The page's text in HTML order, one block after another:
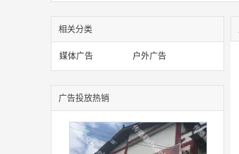
相关分类
媒体广告 户外广告
广告投放热销